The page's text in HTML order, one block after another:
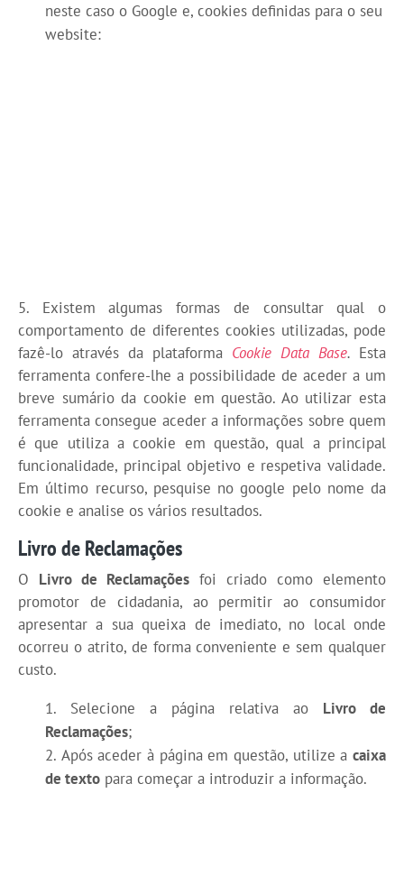
neste caso o Google e, cookies definidas para o seu
website:
5. Existem algumas formas de consultar qual o
comportamento de diferentes cookies utilizadas, pode
fazê-lo através da plataforma Cookie Data Base. Esta
ferramenta confere-lhe a possibilidade de aceder a um
breve sumário da cookie em questão. Ao utilizar esta
ferramenta consegue aceder a informações sobre quem
é que utiliza a cookie em questão, qual a principal
funcionalidade, principal objetivo e respetiva validade.
Em último recurso, pesquise no google pelo nome da
cookie e analise os vários resultados.
Livro de Reclamações
O Livro de Reclamações foi criado como elemento
promotor de cidadania, ao permitir ao consumidor
apresentar a sua queixa de imediato, no local onde
ocorreu o atrito, de forma conveniente e sem qualquer
custo.
Selecione a página relativa ao Livro de
Reclamações;
Após aceder à página em questão, utilize acaixa
de texto para começar a introduzir a informação.